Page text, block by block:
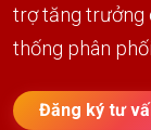
trợ tăng trưởng
thống phân phối.
Đăng ký tư